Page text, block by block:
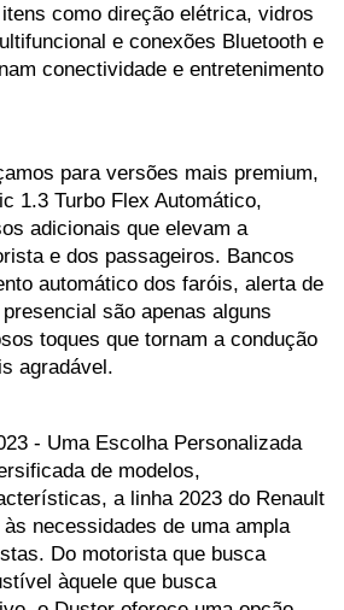
como direção elétrica, vidros
e conexões Bluetooth e
conectividade e entretenimento
para versões mais premium,
1.3 Turbo Flex Automático,
adicionais que elevam a
e dos passageiros. Bancos
automático dos faróis, alerta de
são apenas alguns
toques que tornam a condução
agradável.
- Uma Escolha Personalizada
de modelos,
a linha 2023 do Renault
necessidades de uma ampla
Do motorista que busca
àquele que busca